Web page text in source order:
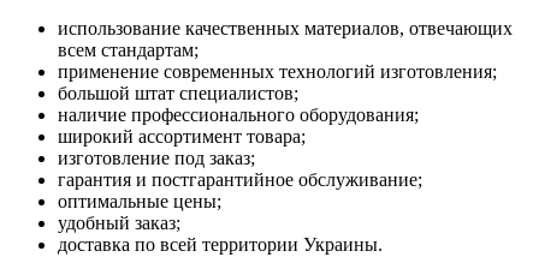
использование качественных материалов, отвечающих
всем стандартам;
применение современных технологий изготовления;
большой штат специалистов;
наличие профессионального оборудования;
широкий ассортимент товара;
изготовление под заказ;
гарантия и постгарантийное обслуживание;
оптимальные цены;
удобный заказ;
доставка по всей территории Украины.